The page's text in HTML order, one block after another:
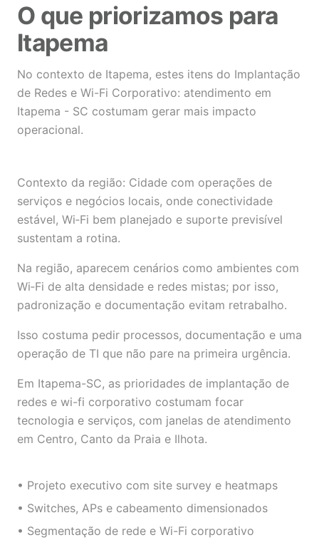
O que priorizamos para
Itapema
No contexto de Itapema, estes itens do Implantação
de Redes e Wi-Fi Corporativo: atendimento em
Itapema - SC costumam gerar mais impacto
operacional.
Contexto da região: Cidade com operações de
serviços e negócios locais, onde conectividade
estável, Wi‑Fi bem planejado e suporte previsível
sustentam a rotina.
Na região, aparecem cenários como ambientes com
Wi‑Fi de alta densidade e redes mistas; por isso,
padronização e documentação evitam retrabalho.
Isso costuma pedir processos, documentação e uma
operação de TI que não pare na primeira urgência.
Em Itapema-SC, as prioridades de implantação de
redes e wi-fi corporativo costumam focar
tecnologia e serviços, com janelas de atendimento
em Centro, Canto da Praia e Ilhota.
• Projeto executivo com site survey e heatmaps
• Switches, APs e cabeamento dimensionados
• Segmentação de rede e Wi-Fi corporativo